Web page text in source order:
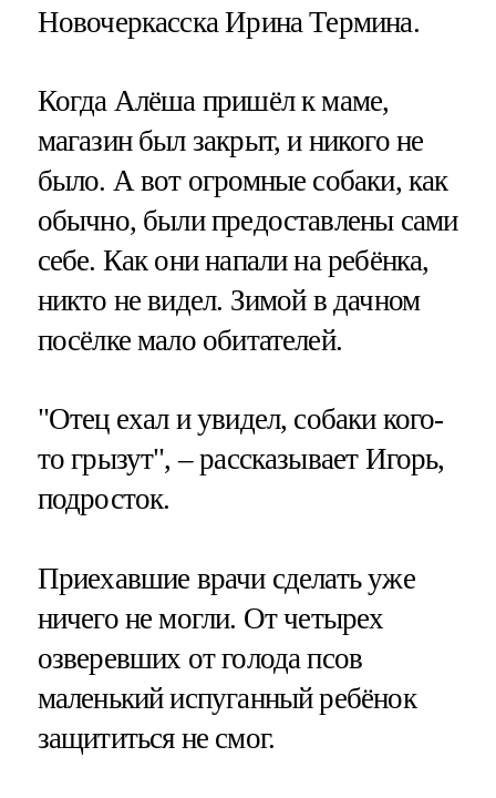
Новочеркасска Ирина Термина.
Когда Алёша пришёл к маме,
магазин был закрыт, и никого не
было. А вот огромные собаки, как
обычно, были предоставлены сами
себе. Как они напали на ребёнка,
никто не видел. Зимой в дачном
посёлке мало обитателей.
"Отец ехал и увидел, собаки кого-
то грызут", – рассказывает Игорь,
подросток.
Приехавшие врачи сделать уже
ничего не могли. От четырех
озверевших от голода псов
маленький испуганный ребёнок
защититься не смог.